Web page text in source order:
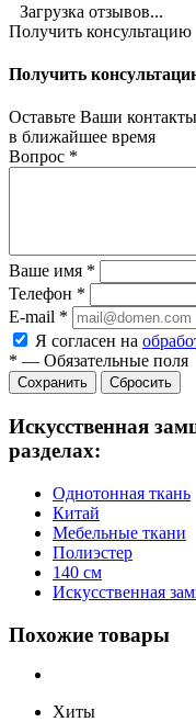
Загрузка отзывов...
Получить консультацию
Получить
Оставьте Ваши
в ближайшее время
Вопрос *
Ваше имя *
Телефон *
E-mail *
Я согласен на
* — Обязательные поля
Сбросить
Искусственная
разделах:
Однотонная ткань
Китай
Мебельные ткани
Полиэстер
140 см
Искусственная
Похожие товары
Хиты